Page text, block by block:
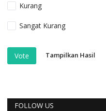
Kurang
Sangat Kurang
Vote Tampilkan Hasil
FOLLOW US